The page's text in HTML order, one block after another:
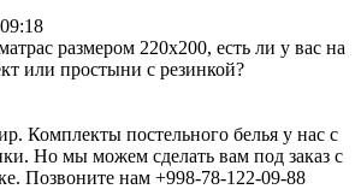
размером 220х200, есть ли у вас на
или простыни с резинкой?
Комплекты постельного белья у нас с
Но мы можем сделать вам под заказ с
Позвоните нам +998-78-122-09-88